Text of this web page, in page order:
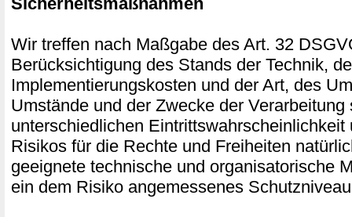
Wir treffen nach Maßgabe des Art. 32
Berücksichtigung des Stands der Technik,
Implementierungskosten und der Art, des
Umstände und der Zwecke der Verarbeitung
unterschiedlichen Eintrittswahrscheinlichkeit
Risikos für die Rechte und Freiheiten
geeignete technische und organisatorische
ein dem Risiko angemessenes